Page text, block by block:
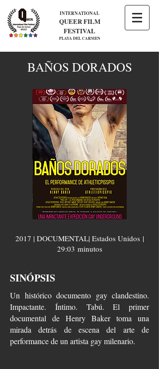
INTERNATIONAL
QUEER FILM
FESTIVAL
PLAYA DEL CARMEN
BAÑOS DORADOS
2017 | DOCUMENTAL| Estados Unidos |
29:03 minutos
SINÓPSIS
Un histórico documento gay clandestino.
Impactante. Íntimo. Tabú. El primer
documental de Henry Baker toma una
mirada detrás de escena del arte de
performance de un artista gay milenario.